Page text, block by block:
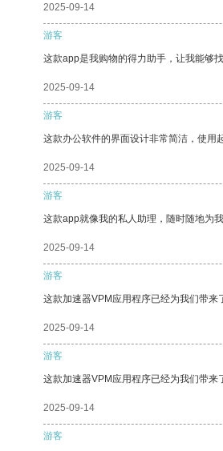
2025-09-14
游客
这款app是我购物的得力助手，让我能够
2025-09-14
游客
这款办公软件的界面设计非常简洁，使用
2025-09-14
游客
这款app就像我的私人助理，随时随地为
2025-09-14
游客
这款加速器VPM应用程序已经为我们带来
2025-09-14
游客
这款加速器VPM应用程序已经为我们带来
2025-09-14
游客